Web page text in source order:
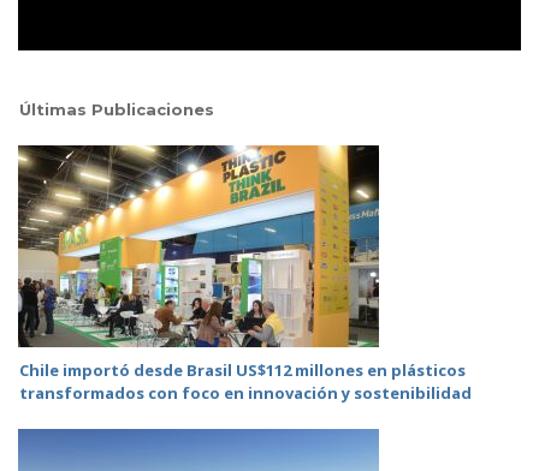
Últimas Publicaciones
Chile importó desde Brasil US$112 millones en plásticos
transformados con foco en innovación y sostenibilidad